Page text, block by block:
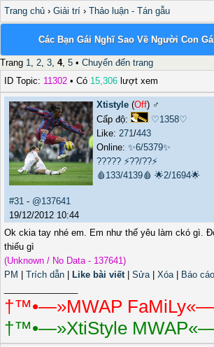
Trang chủ › Giải trí › Thảo luận - Tán gẫu
Các Bạn Gái Nghĩ Sao Về Người Con
Trang 1, 2, 3, 4, 5 • Chuyển đến trang
ID Topic: 11302 • Có 15,306 lượt xem
Xtistyle (Off) ♂️
Cấp độ:
♡1358♡
Like: 271/443
Online: ✨6/5379✨
????? ⚡??/??⚡
🩸133/4139🩸 🌟2/1694🌟
#31 - @137641
19/12/2012 10:44
Ok ckia tay nhé em. Em như thế yêu làm ckó gì.
thiếu gì
(Unknown / No Data - 137641)
PM
Trích dẫn Like bài viết| Sửa| Xóa| Báo cáo
†™•—»MWAP
†™•—»XtiStyle